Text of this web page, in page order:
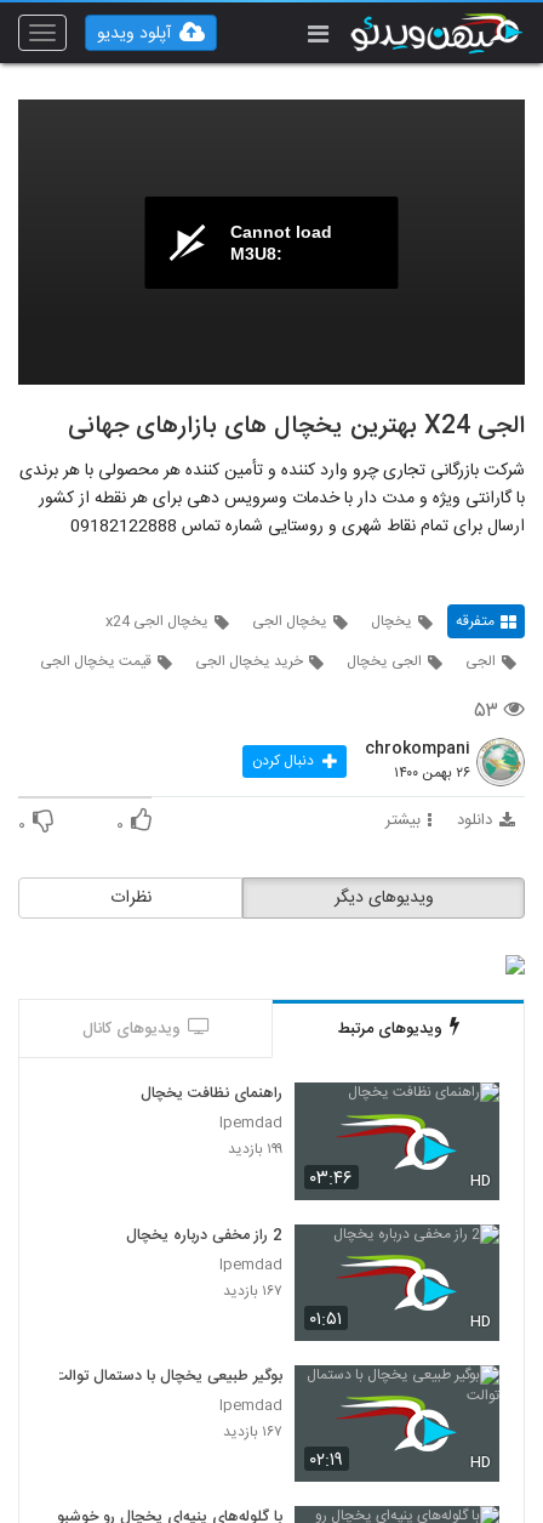
Toggle
آپلود ویدیو
Cannot load
M3U8:
الجی X24 بهترین یخچال های بازارهای جهانی
شرکت بازرگانی تجاری چرو وارد کننده و تأمین کننده هر محصولی با هر برندی
با گارانتی ویژه و مدت دار با خدمات وسرویس دهی برای هر نقطه از کشور
ارسال برای تمام نقاط شهری و روستایی شماره تماس 09182122888‌‌
متفرقه یخچال یخچال الجی
یخچال الجی x24
الجی
الجی یخچال خرید یخچال الجی قیمت یخچال الجی
۵۳
chrokompani
۲۶ بهمن ۱۴۰۰ دنبال کردن
دانلود بیشتر ۰ ۰
نظرات ویدیوهای دیگر
ویدیوهای مرتبط ویدیوهای کانال
۰۳:۴۶ HD
راهنمای نظافت یخچال
Ipemdad
۱۹۹ بازدید
۰۱:۵۱ HD
2 راز مخفی درباره یخچال
Ipemdad
۱۶۷ بازدید
۰۲:۱۹ HD
بوگیر طبیعی یخچال با دستمال توالت
Ipemdad
۱۶۷ بازدید